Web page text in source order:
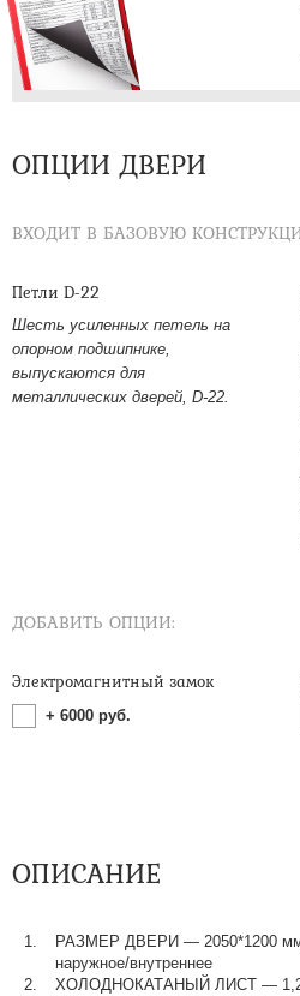
ОПЦИИ ДВЕРИ
ВХОДИТ В БАЗОВУЮ
Петли D-22
Шесть усиленных петель на
опорном подшипнике,
выпускаются для
металлических дверей, D-22.
ДОБАВИТЬ ОПЦИИ:
Электромагнитный замок
+ 6000 руб.
ОПИСАНИЕ
РАЗМЕР ДВЕРИ — 2050*1200 мм,
наружное/внутреннее
ХОЛОДНОКАТАНЫЙ ЛИСТ —